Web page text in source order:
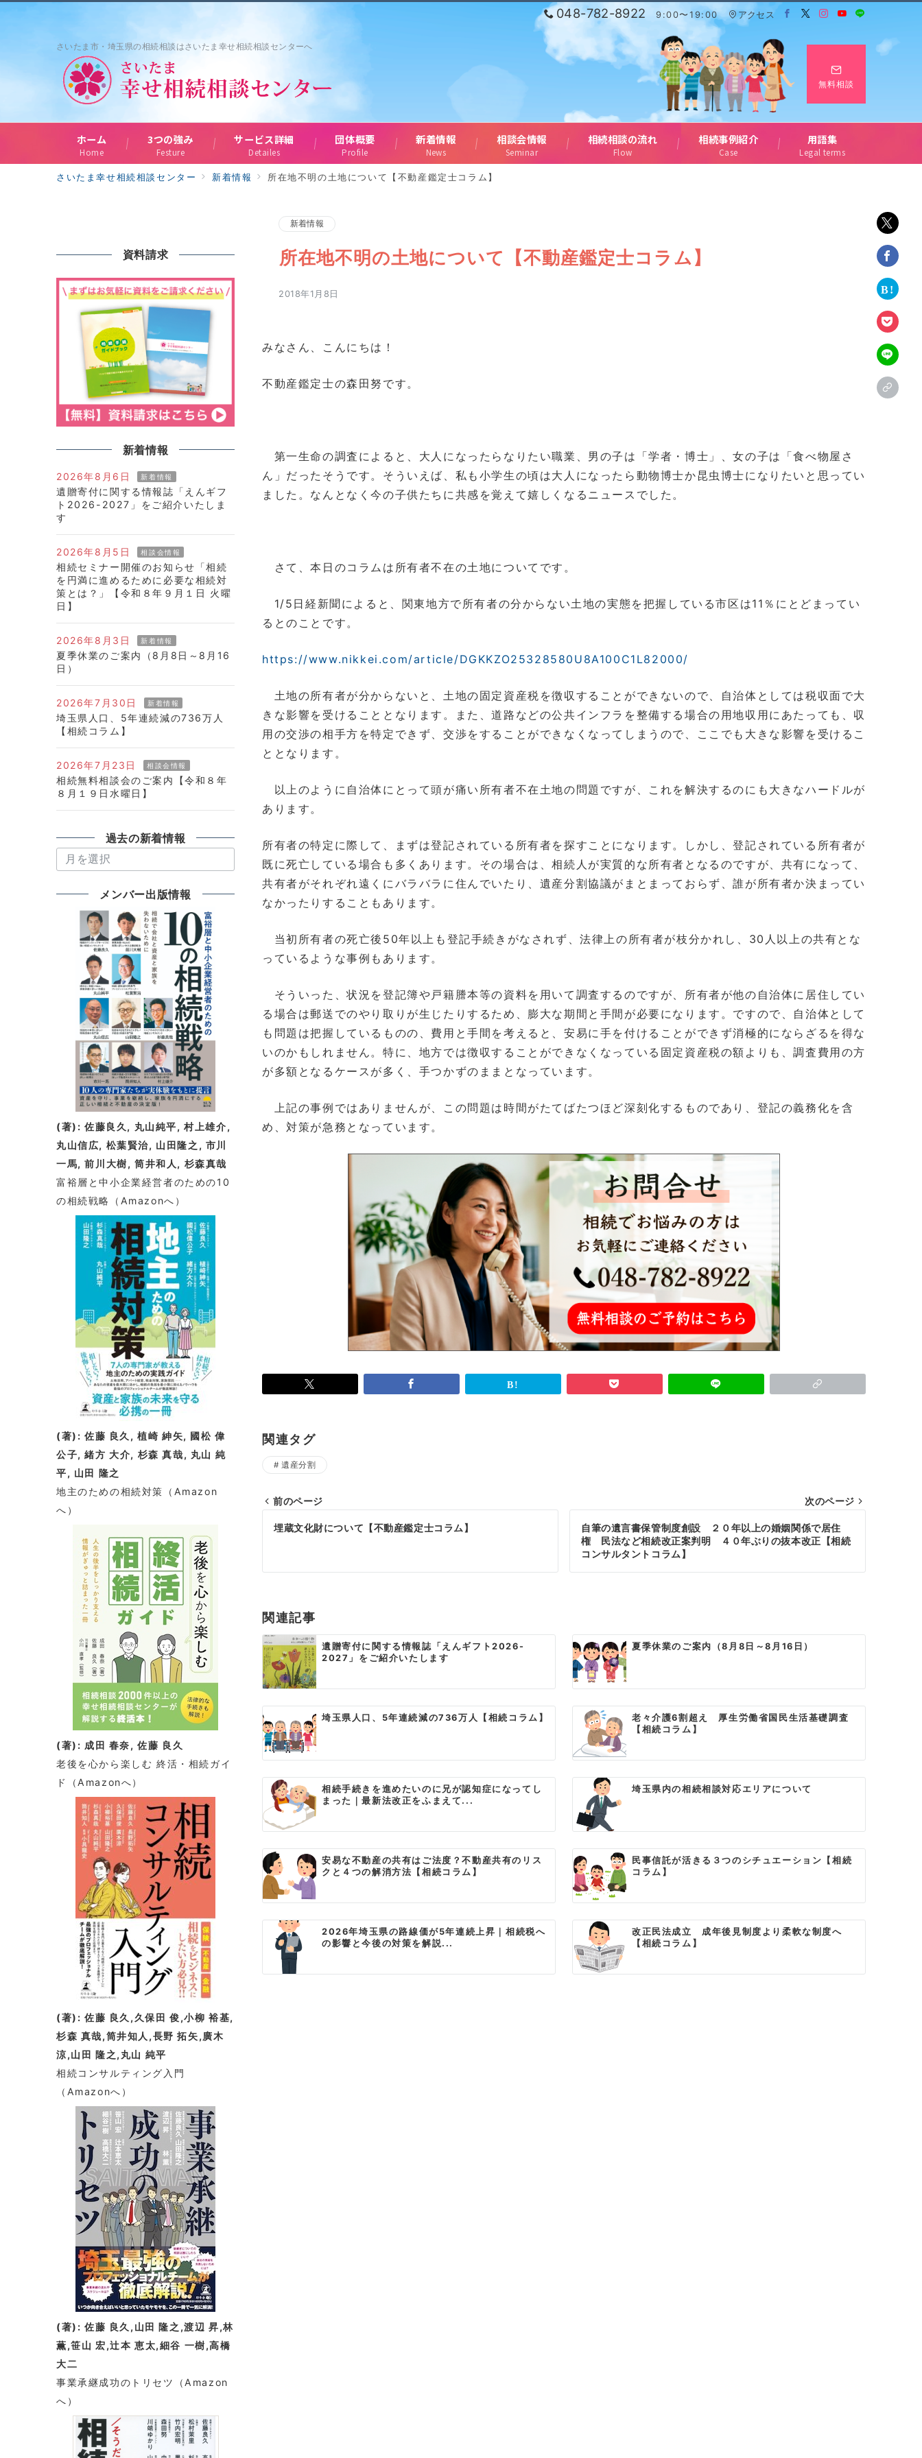
048-782-8922 9:00〜19:00 アクセス
さいたま市・埼玉県の相続相談はさいたま幸せ相続相談センターへ
無料相談
ホーム
Home
3つの強み
Festure
サービス詳細
Detailes
団体概要
Profile
新着情報
News
相談会情報
Seminar
相続相談の流れ
Flow
相続事例紹介
Case
用語集
Legal terms
さいたま幸せ相続相談センター 新着情報 所在地不明の土地について【不動産鑑定士コラム】
新着情報
所在地不明の土地について【不動産鑑定士コラム】
2018年1月8日
みなさん、こんにちは！
不動産鑑定士の森田努です。
第一生命の調査によると、大人になったらなりたい職業、男の子は「学者・博士」、女の子は「食べ物屋さ
ん」だったそうです。そういえば、私も小学生の頃は大人になったら動物博士か昆虫博士になりたいと思ってい
ました。なんとなく今の子供たちに共感を覚えて嬉しくなるニュースでした。
さて、本日のコラムは所有者不在の土地についてです。
1/5日経新聞によると、関東地方で所有者の分からない土地の実態を把握している市区は11％にとどまってい
るとのことです。
https://www.nikkei.com/article/DGKKZO25328580U8A100C1L82000/
土地の所有者が分からないと、土地の固定資産税を徴収することができないので、自治体としては税収面で大
きな影響を受けることとなります。また、道路などの公共インフラを整備する場合の用地収用にあたっても、収
用の交渉の相手方を特定できず、交渉をすることができなくなってしまうので、ここでも大きな影響を受けるこ
ととなります。
以上のように自治体にとって頭が痛い所有者不在土地の問題ですが、これを解決するのにも大きなハードルが
あります。
所有者の特定に際して、まずは登記されている所有者を探すことになります。しかし、登記されている所有者が
既に死亡している場合も多くあります。その場合は、相続人が実質的な所有者となるのですが、共有になって、
共有者がそれぞれ遠くにバラバラに住んでいたり、遺産分割協議がまとまっておらず、誰が所有者か決まってい
なかったりすることもあります。
当初所有者の死亡後50年以上も登記手続きがなされず、法律上の所有者が枝分かれし、30人以上の共有とな
っているような事例もあります。
そういった、状況を登記簿や戸籍謄本等の資料を用いて調査するのですが、所有者が他の自治体に居住してい
る場合は郵送でのやり取りが生じたりするため、膨大な期間と手間が必要になります。ですので、自治体として
も問題は把握しているものの、費用と手間を考えると、安易に手を付けることができず消極的にならざるを得な
いのかもしれません。特に、地方では徴収することができなくなっている固定資産税の額よりも、調査費用の方
が多額となるケースが多く、手つかずのままとなっています。
上記の事例ではありませんが、この問題は時間がたてばたつほど深刻化するものであり、登記の義務化を含
め、対策が急務となっています。
関連タグ
遺産分割
投
ナ
ゲ
ー
シ
ョ
ン
前のページ
埋蔵文化財について【不動産鑑定士コラム】
次のページ
自筆の遺言書保管制度創設 ２０年以上の婚姻関係で居住
権 民法など相続改正案判明 ４０年ぶりの抜本改正【相続
コンサルタントコラム】
関連記事
遺贈寄付に関する情報誌「えんギフト2026-
2027」をご紹介いたします
夏季休業のご案内（8月8日～8月16日）
埼玉県人口、5年連続減の736万人【相続コラム】
老々介護6割超え 厚生労働省国民生活基礎調査
【相続コラム】
相続手続きを進めたいのに兄が認知症になってし
まった｜最新法改正をふまえて...
埼玉県内の相続相談対応エリアについて
安易な不動産の共有はご法度？不動産共有のリス
クと４つの解消方法【相続コラム】
民事信託が活きる３つのシチュエーション【相続
コラム】
2026年埼玉県の路線価が5年連続上昇｜相続税へ
の影響と今後の対策を解説...
改正民法成立 成年後見制度より柔軟な制度へ
【相続コラム】
資料請求
新着情報
2026年8月6日 新着情報
遺贈寄付に関する情報誌「えんギフ
ト2026-2027」をご紹介いたしま
す
2026年8月5日 相談会情報
相続セミナー開催のお知らせ「相続
を円満に進めるために必要な相続対
策とは？」【令和８年９月１日 火曜
日】
2026年8月3日 新着情報
夏季休業のご案内（8月8日～8月16
日）
2026年7月30日 新着情報
埼玉県人口、5年連続減の736万人
【相続コラム】
2026年7月23日 相談会情報
相続無料相談会のご案内【令和８年
８月１９日水曜日】
過去の新着情報
去
の
メンバー出版情報
(著): 佐藤良久, 丸山純平, 村上雄介,
丸山信広, 松葉賢治, 山田隆之, 市川
一馬, 前川大樹, 筒井和人, 杉森真哉
富裕層と中小企業経営者のための10
の相続戦略
（Amazonへ）
(著): 佐藤 良久, 植崎 紳矢, 國松 偉
公子, 緒方 大介, 杉森 真哉, 丸山 純
平, 山田 隆之
地主のための相続対策
（Amazon
へ）
(著): 成田 春奈, 佐藤 良久
老後を心から楽しむ 終活・相続ガイ
ド
（Amazonへ）
(著): 佐藤 良久,久保田 俊,小柳 裕基,
杉森 真哉,筒井知人,長野 拓矢,廣木
涼,山田 隆之,丸山 純平
相続コンサルティング入門
（Amazonへ）
(著): 佐藤 良久,山田 隆之,渡辺 昇,林
薫,笹山 宏,辻本 恵太,細谷 一樹,高橋
大二
事業承継成功のトリセツ
（Amazon
へ）